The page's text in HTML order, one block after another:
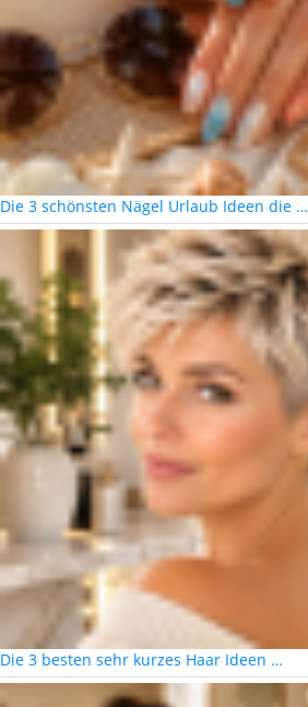
Die 3 schönsten Nägel Urlaub Ideen die …
Die 3 besten sehr kurzes Haar Ideen …